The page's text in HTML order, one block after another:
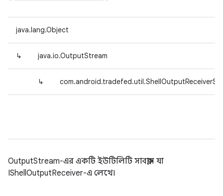
java.lang.Object
↳ java.io.OutputStream
↳
OutputStream-এর একটি ইউটিলিটি সাবক্লাস যা
IShellOutputReceiver-এ লেখে।